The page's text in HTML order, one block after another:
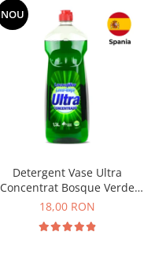
NOU
Detergent Vase Ultra
Concentrat Bosque Verde
Spania 1.3L
18,00 RON